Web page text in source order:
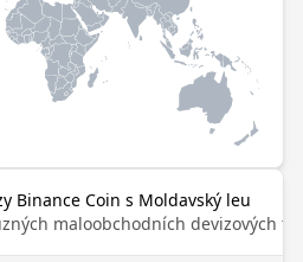
Binance Coin s Moldavský leu
maloobchodních devizových